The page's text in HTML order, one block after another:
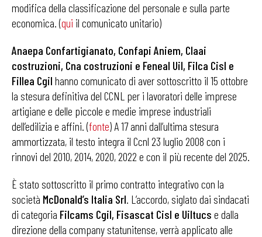
modifica della classificazione del personale e sulla parte
economica. (qui il comunicato unitario)
Anaepa Confartigianato, Confapi Aniem, Claai
costruzioni, Cna costruzioni e Feneal Uil, Filca Cisl e
Fillea Cgil hanno comunicato di aver sottoscritto il 15 ottobre
la stesura definitiva del CCNL per i lavoratori delle imprese
artigiane e delle piccole e medie imprese industriali
dell’edilizia e affini. (fonte) A 17 anni dall’ultima stesura
ammortizzata, il testo integra il Ccnl 23 luglio 2008 con i
rinnovi del 2010, 2014, 2020, 2022 e con il più recente del 2025.
È stato sottoscritto il primo contratto integrativo con la
società McDonald’s Italia Srl. L’accordo, siglato dai sindacati
di categoria Filcams Cgil, Fisascat Cisl e Uiltucs e dalla
direzione della company statunitense, verrà applicato alle